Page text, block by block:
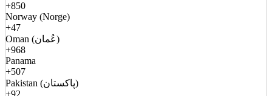
+850
Norway (Norge)
+47
Oman (عُمان)
+968
Panama
+507
Pakistan (پاکستان)